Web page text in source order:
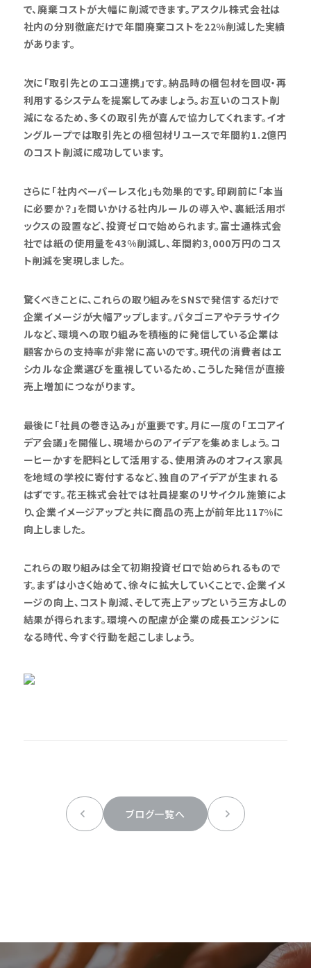
で、廃棄コストが大幅に削減できます。アスクル株式会社は
社内の分別徹底だけで年間廃棄コストを22%削減した実績
があります。
次に「取引先とのエコ連携」です。納品時の梱包材を回収・再
利用するシステムを提案してみましょう。お互いのコスト削
減になるため、多くの取引先が喜んで協力してくれます。イオ
ングループでは取引先との梱包材リユースで年間約1.2億円
のコスト削減に成功しています。
さらに「社内ペーパーレス化」も効果的です。印刷前に「本当
に必要か？」を問いかける社内ルールの導入や、裏紙活用ボ
ックスの設置など、投資ゼロで始められます。富士通株式会
社では紙の使用量を43%削減し、年間約3,000万円のコス
ト削減を実現しました。
驚くべきことに、これらの取り組みをSNSで発信するだけで
企業イメージが大幅アップします。パタゴニアやテラサイク
ルなど、環境への取り組みを積極的に発信している企業は
顧客からの支持率が非常に高いのです。現代の消費者はエ
シカルな企業選びを重視しているため、こうした発信が直接
売上増加につながります。
最後に「社員の巻き込み」が重要です。月に一度の「エコアイ
デア会議」を開催し、現場からのアイデアを集めましょう。コ
ーヒーかすを肥料として活用する、使用済みのオフィス家具
を地域の学校に寄付するなど、独自のアイデアが生まれる
はずです。花王株式会社では社員提案のリサイクル施策によ
り、企業イメージアップと共に商品の売上が前年比117%に
向上しました。
これらの取り組みは全て初期投資ゼロで始められるもので
す。まずは小さく始めて、徐々に拡大していくことで、企業イメ
ージの向上、コスト削減、そして売上アップという三方よしの
結果が得られます。環境への配慮が企業の成長エンジンに
なる時代、今すぐ行動を起こしましょう。
ブログ一覧へ